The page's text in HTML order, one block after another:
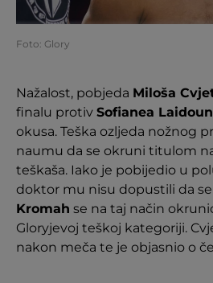
Foto: Glory
Nažalost, pobjeda Miloša
finalu protiv Sofianea
okusa. Teška ozljeda nožnog
naumu da se okruni titulom
teškaša. Iako je pobijedio u
doktor mu nisu dopustili da
Kromah se na taj način
Gloryjevoj teškoj kategoriji.
nakon meča te je objasnio o